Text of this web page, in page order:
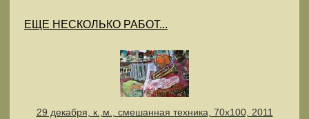
ЕЩЕ НЕСКОЛЬКО РАБОТ...
29 декабря, к.,м., смешанная техника, 70х100, 2011